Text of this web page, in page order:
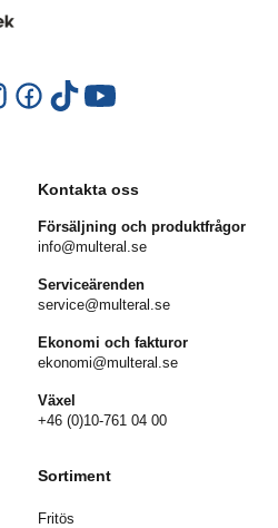
Kontakta oss
Försäljning och produktfrågor
info@multeral.se
Serviceärenden
service@multeral.se
Ekonomi och fakturor
ekonomi@multeral.se
Växel
+46 (0)10-761 04 00
Sortiment
Fritös